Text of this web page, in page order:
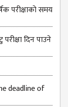
परीक्षाको समय
दिन पाउने
deadline of